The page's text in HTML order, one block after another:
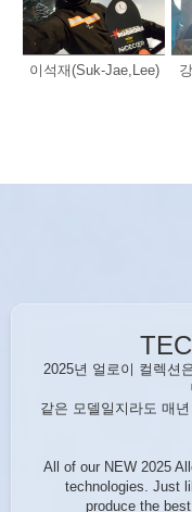
이석재(Suk-Jae,Lee)
2025년 얼로이 컬렉션
같은 모델일지라도 매
All of our NEW 2025
technologies. Just
produce the